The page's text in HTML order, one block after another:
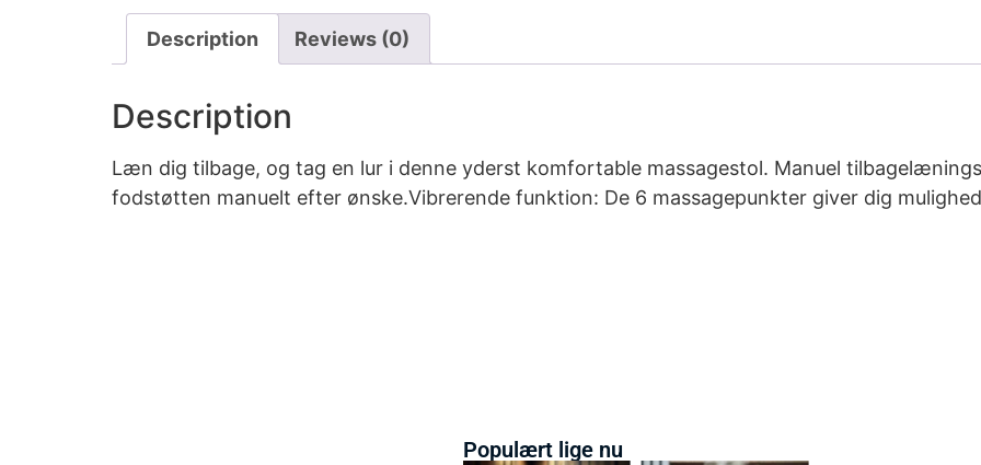
Description Reviews (0)
Description
Læn dig tilbage, og tag en lur i denne yderst komfortable massagestol. Manuel
fodstøtten manuelt efter ønske.Vibrerende funktion: De 6 massagepunkter giver dig
Populært lige nu